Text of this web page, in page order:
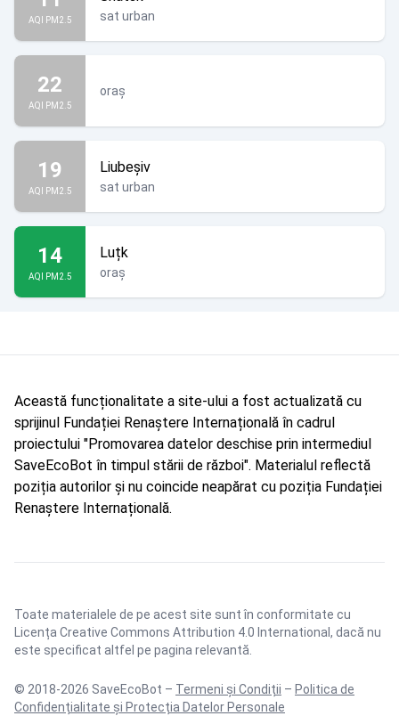
AQI PM2.5 sat urban
22
AQI PM2.5
oraș
19
AQI PM2.5
Liubeșiv
sat urban
14
AQI PM2.5
Luțk
oraș
Această funcționalitate a site-ului a fost actualizată cu
sprijinul Fundației Renaștere Internațională în cadrul
proiectului "Promovarea datelor deschise prin intermediul
SaveEcoBot în timpul stării de război". Materialul reflectă
poziția autorilor și nu coincide neapărat cu poziția Fundației
Renaștere Internațională.
Toate materialele de pe acest site sunt în conformitate cu
Licența Creative Commons Attribution 4.0 International , dacă nu
este specificat altfel pe pagina relevantă.
© 2018-2026 SaveEcoBot – Termeni și Condiții – Politica de
Confidențialitate și Protecția Datelor Personale